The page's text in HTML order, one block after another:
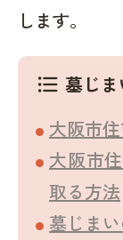
します。
format_list_bulleted 墓じ
大阪市
大阪市
取る方法
墓じま